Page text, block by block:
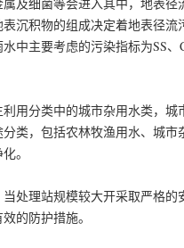
沉积物的组成决定着地表径流
中主要考虑的污染指标为SS
用分类中的城市杂用水类，城
类，包括农林牧渔用水、城市
。
处理站规模较大开采取严格的
的防护措施。